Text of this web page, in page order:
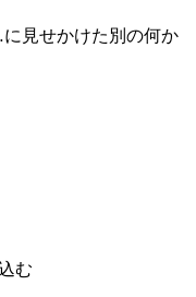
見せかけた別の何か
む